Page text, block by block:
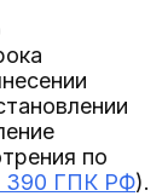
по
390 ГПК РФ).